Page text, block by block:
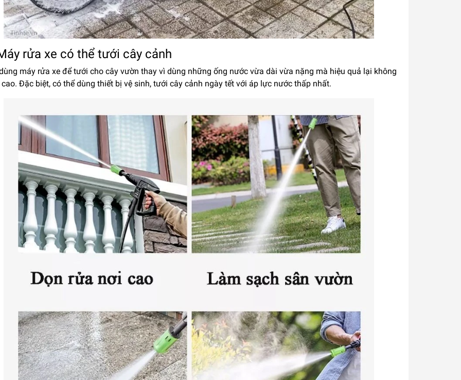
rửa xe có thể tưới cây cảnh
máy rửa xe để tưới cho cây vườn thay vì dùng những ống nước vừa dài vừa nặng mà hiệu quả lại không
Đặc biệt, có thể dùng thiết bị vệ sinh, tưới cây cảnh ngày tết với áp lực nước thấp nhất.